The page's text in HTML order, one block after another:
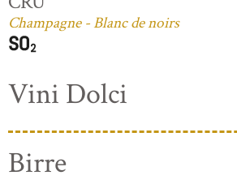
Champagne - Blanc de noirs
Vini Dolci
Birre